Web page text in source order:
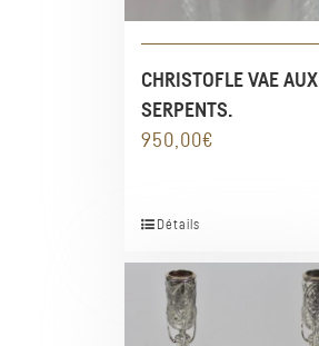
CHRISTOFLE VAE AUX
SERPENTS.
950,00€
Détails